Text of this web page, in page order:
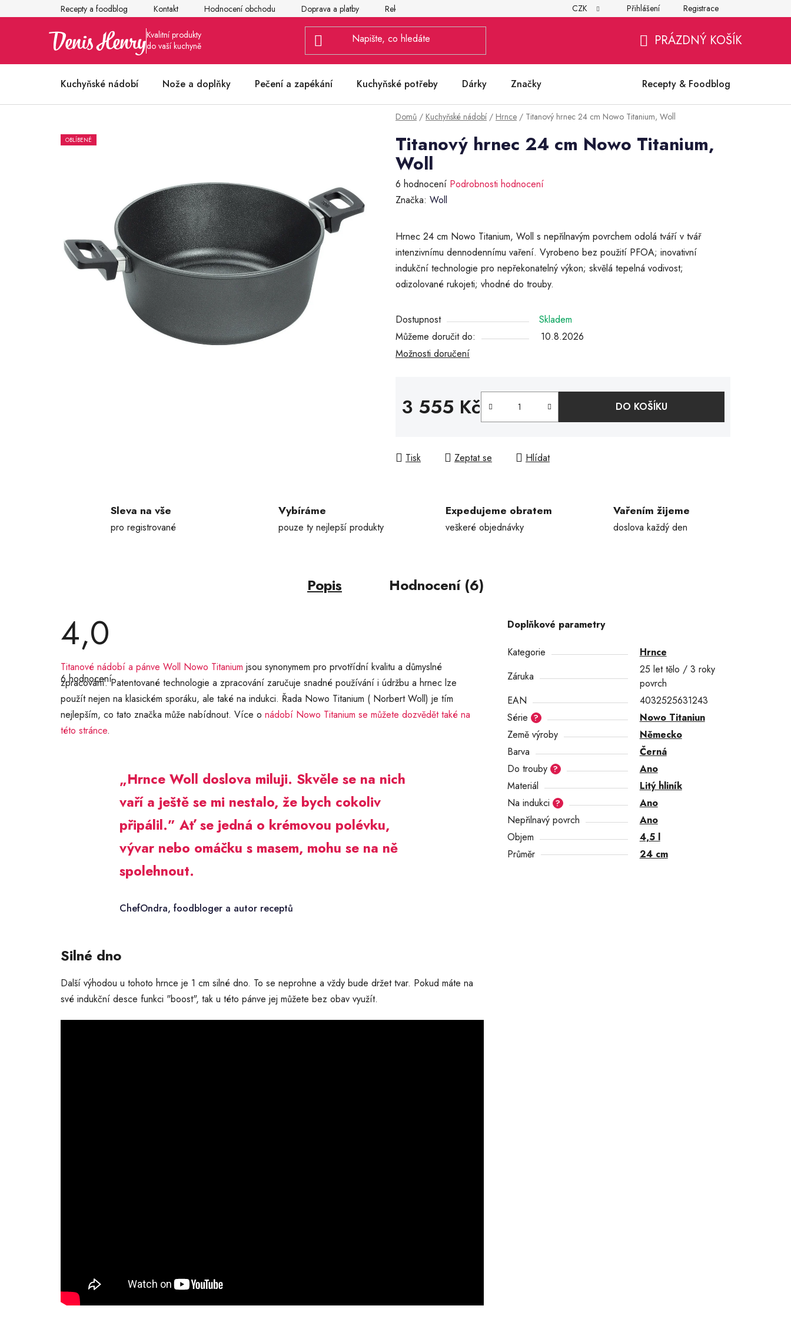
na
Recepty a foodblog Kontakt Hodnocení obchodu Doprava a platby Reklamace Všeobecné obchodní podmínky Ochrana osobních údajů
CZK Přihlášení Registrace
KOŠÍK
PRÁZDNÝ KOŠÍK
Kuchyňské nádobí Nože a doplňky Pečení a zapékání Kuchyňské potřeby Dárky Značky Recepty & Foodblog
Domů / Kuchyňské nádobí / Hrnce / Titanový hrnec 24 cm Nowo Titanium, Woll
Titanový hrnec 24 cm Nowo Titanium,
Woll
Průměrné
hodnocení
je
4,0
z
6 hodnocení Podrobnosti hodnocení
Značka: Woll
Hrnec 24 cm Nowo Titanium, Woll s nepřilnavým povrchem odolá tváří v tvář
intenzivnímu dennodennímu vaření. Vyrobeno bez použití PFOA; inovativní
indukční technologie pro nepřekonatelný výkon; skvělá tepelná vodivost;
odizolované rukojeti; vhodné do trouby.
Dostupnost
Skladem
Můžeme doručit do:
10.8.2026
Možnosti doručení
3 555 Kč DO KOŠÍKU
Tisk Zeptat se Hlídat
OBLÍBENÉ
Sleva na vše
pro registrované
Vybíráme
pouze ty nejlepší produkty
Expedujeme obratem
veškeré objednávky
Vařením žijeme
doslova každý den
Popis Hodnocení (6)
4,0
Průměrné
hodnocení
produktu
je
4,0
z
5
hvězdiček.
6 hodnocení
Titanové nádobí a pánve Woll Nowo Titanium jsou synonymem pro prvotřídní kvalitu a důmyslné
zpracování. Patentované technologie a zpracování zaručuje snadné používání i údržbu a hrnec lze
použít nejen na klasickém sporáku, ale také na indukci. Řada Nowo Titanium ( Norbert Woll) je tím
nejlepším, co tato značka může nabídnout. Více o nádobí Nowo Titanium se můžete dozvědět také na
této stránce.
„Hrnce Woll doslova miluji. Skvěle se na nich
vaří a ještě se mi nestalo, že bych cokoliv
připálil.” Ať se jedná o krémovou polévku,
vývar nebo omáčku s masem, mohu se na ně
spolehnout.
ChefOndra, foodbloger a autor receptů
Silné dno
Další výhodou u tohoto hrnce je 1 cm silné dno. To se neprohne a vždy bude držet tvar. Pokud máte na
své indukční desce funkci "boost", tak u této pánve jej můžete bez obav využít.
Doplňkové parametry
Kategorie
Hrnce
Záruka
25 let tělo / 3 roky
povrch
EAN
4032525631243
?
Série
Nowo Titaniun
Země výroby
Německo
Barva
Černá
?
Do trouby
Ano
Materiál
Litý hliník
?
Na indukci
Ano
Nepřilnavý povrch
Ano
Objem
4,5 l
Průměr
24 cm